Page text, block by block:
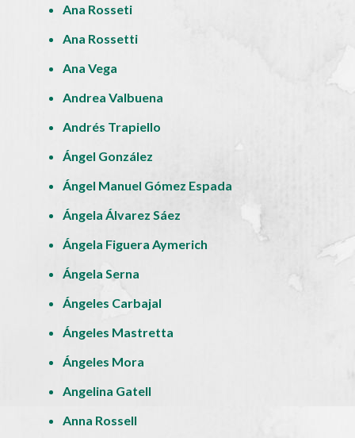
Ana Rosseti
Ana Rossetti
Ana Vega
Andrea Valbuena
Andrés Trapiello
Ángel González
Ángel Manuel Gómez Espada
Ángela Álvarez Sáez
Ángela Figuera Aymerich
Ángela Serna
Ángeles Carbajal
Ángeles Mastretta
Ángeles Mora
Angelina Gatell
Anna Rossell